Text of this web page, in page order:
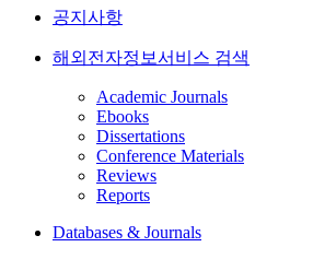
공지사항
해외전자정보서비스 검색
Academic Journals
Ebooks
Dissertations
Conference Materials
Reviews
Reports
Databases & Journals